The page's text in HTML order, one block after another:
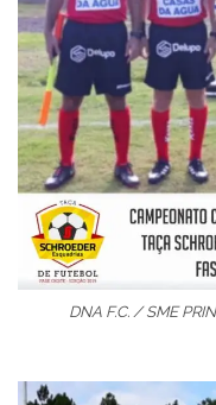
DNA F.C. / SME